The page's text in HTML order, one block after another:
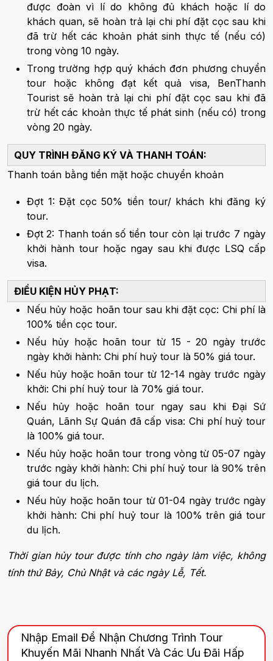
được đoàn vì lí do không đủ khách hoặc lí do
khách quan, sẽ hoàn trả lại chi phí đặt cọc sau khi
đã trừ hết các khoản phát sinh thực tế (nếu có)
trong vòng 10 ngày.
Trong trường hợp quý khách đơn phương chuyển
tour hoặc không đạt kết quả visa, BenThanh
Tourist sẽ hoàn trả lại chi phí đặt cọc sau khi đã
trừ hết các khoản thực tế phát sinh (nếu có) trong
vòng 20 ngày.
QUY TRÌNH ĐĂNG KÝ VÀ THANH TOÁN:
Thanh toán bằng tiền mặt hoặc chuyển khoản
Đợt 1: Đặt cọc 50% tiền tour/ khách khi đăng ký
tour.
Đợt 2: Thanh toán số tiền tour còn lại trước 7 ngày
khởi hành tour hoặc ngay sau khi được LSQ cấp
visa.
ĐIỀU KIỆN HỦY PHẠT:
Nếu hủy hoặc hoãn tour sau khi đặt cọc: Chi phí là
100% tiền cọc tour.
Nếu hủy hoặc hoãn tour từ 15 - 20 ngày trước
ngày khởi hành: Chi phí huỷ tour là 50% giá tour.
Nếu hủy hoặc hoãn tour từ 12-14 ngày trước ngày
khởi: Chi phí huỷ tour là 70% giá tour.
Nếu hủy hoặc hoãn tour ngay sau khi Đại Sứ
Quán, Lãnh Sự Quán đã cấp visa: Chi phí huỷ tour
là 100% giá tour.
Nếu hủy hoặc hoãn tour trong vòng từ 05-07 ngày
trước ngày khởi hành: Chi phí huỷ tour là 90% trên
giá tour du lịch.
Nếu hủy hoặc hoãn tour từ 01-04 ngày trước ngày
khởi hành: Chi phí huỷ tour là 100% trên giá tour
du lịch.
Thời gian hủy tour được tính cho ngày làm việc, không
tính thứ Bảy, Chủ Nhật và các ngày Lễ, Tết.
Nhập Email Để Nhận Chương Trình Tour
Khuyến Mãi Nhanh Nhất Và Các Ưu Đãi Hấp